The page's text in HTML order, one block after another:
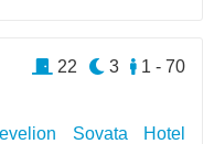
Sovata Hotel
1 - 70
3
22